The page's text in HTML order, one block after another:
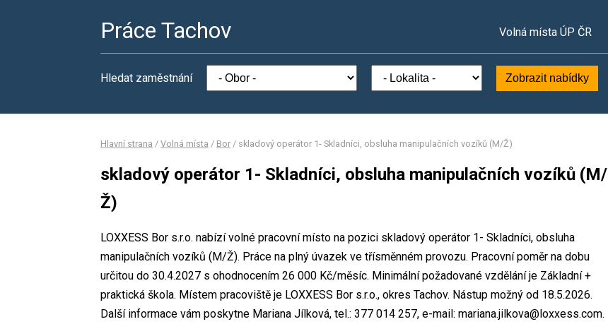
Práce Tachov Volná místa ÚP ČR
Hledat zaměstnání Zobrazit nabídky
Hlavní strana / Volná místa / Bor / skladový operátor 1- Skladníci, obsluha manipulačních vozíků (M/Ž)
skladový operátor 1- Skladníci, obsluha manipulačních vozíků (M/
Ž)
LOXXESS Bor s.r.o. nabízí volné pracovní místo na pozici skladový operátor 1- Skladníci, obsluha
manipulačních vozíků (M/Ž). Práce na plný úvazek ve třísměnném provozu. Pracovní poměr na dobu
určitou do 30.4.2027 s ohodnocením 26 000 Kč/měsíc. Minimální požadované vzdělání je Základní +
praktická škola. Místem pracoviště je LOXXESS Bor s.r.o., okres Tachov. Nástup možný od 18.5.2026.
Další informace vám poskytne Mariana Jílková, tel.: 377 014 257, e-mail: mariana.jilkova@loxxess.com.